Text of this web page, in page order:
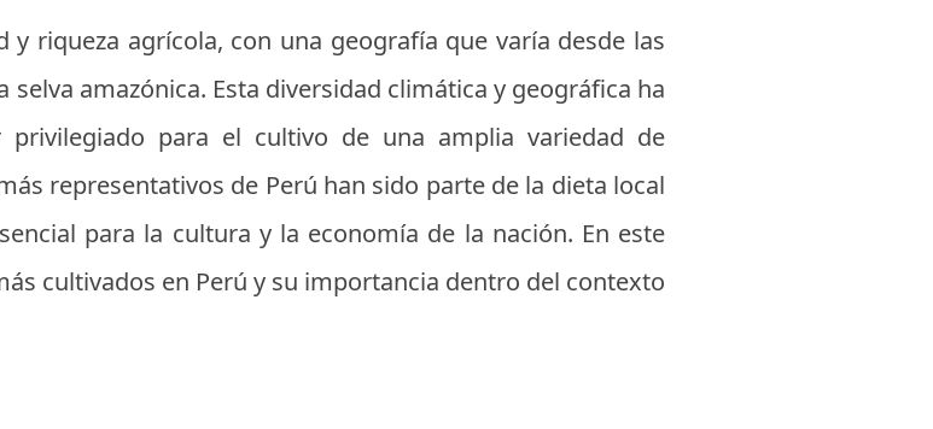
y riqueza agrícola, con una geografía que varía desde las
selva amazónica. Esta diversidad climática y geográfica ha
para el cultivo de una amplia variedad de
representativos de Perú han sido parte de la dieta local
para la cultura y la economía de la nación. En este
cultivados en Perú y su importancia dentro del contexto